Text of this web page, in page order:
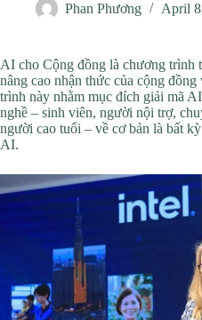
Phan Phương April
AI cho Cộng đồng là chương trình
nâng cao nhận thức của cộng
trình này nhằm mục đích giải mã
nghề – sinh viên, người nội trợ,
người cao tuổi – về cơ bản là bất
AI.